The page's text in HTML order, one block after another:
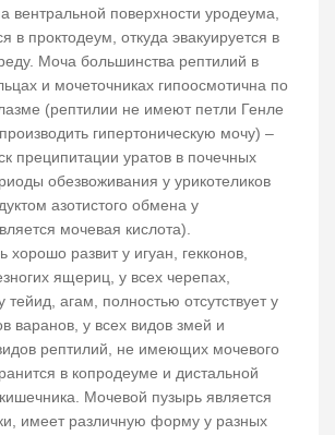
вентральной поверхности уродеума,
в проктодеум, откуда эвакуируется в
Моча большинства рептилий в
и мочеточниках гипоосмотична по
(рептилии не имеют петли Генле
гипертоническую мочу) –
преципитации уратов в почечных
обезвоживания у урикотеликов
азотистого обмена у
мочевая кислота).
хорошо развит у игуан, гекконов,
ящериц, у всех черепах,
тейид, агам, полностью отсутствует у
варанов, у всех видов змей и
рептилий, не имеющих мочевого
в копродеуме и дистальной
кишечника. Мочевой пузырь является
имеет различную форму у разных